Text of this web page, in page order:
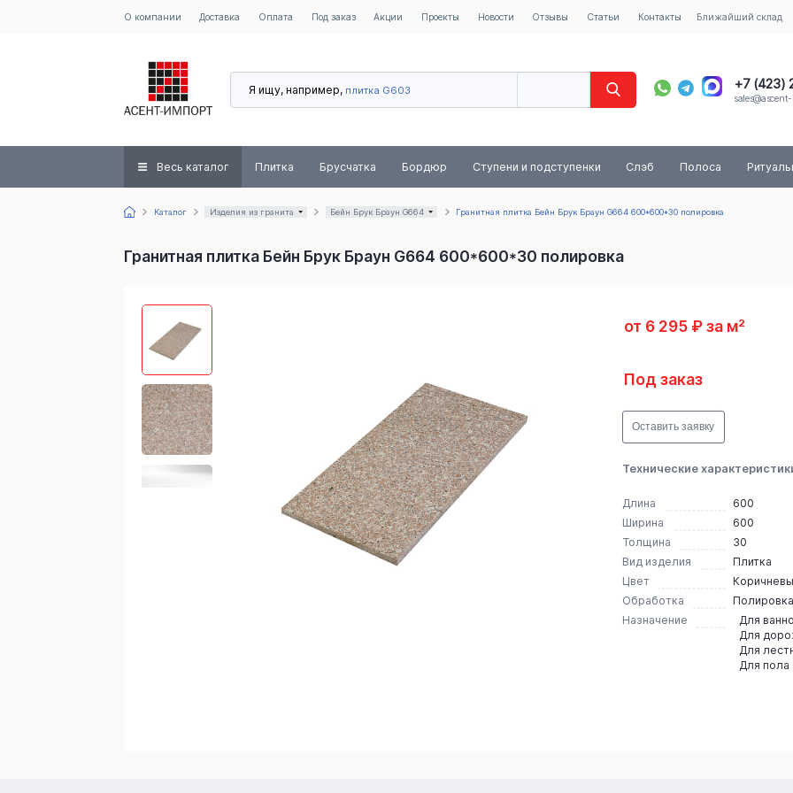
О компании Доставка Оплата Под заказ Акции Проекты Новости Отзывы Статьи Контакты Ближайший склад
Я ищу, например, плитка G603
+7 (423)
8 (800)
Весь каталог Плитка Брусчатка Бордюр Ступени и подступенки Слэб Полоса
Каталог Изделия из гранита Бейн Брук Браун G664 Гранитная плитка Бейн Брук Браун G664 600*600*30 полировка
Гранитная плитка Бейн Брук Браун G664 600*600*30 полировка
от 6 295 ₽ за м²
Под заказ
Оставить заявку
Технические
Длина
600
Ширина
600
Толщина
30
Вид изделия
Плитка
Цвет
Обработка
Полировка
Назначение
Для
Для
Для
Для пола